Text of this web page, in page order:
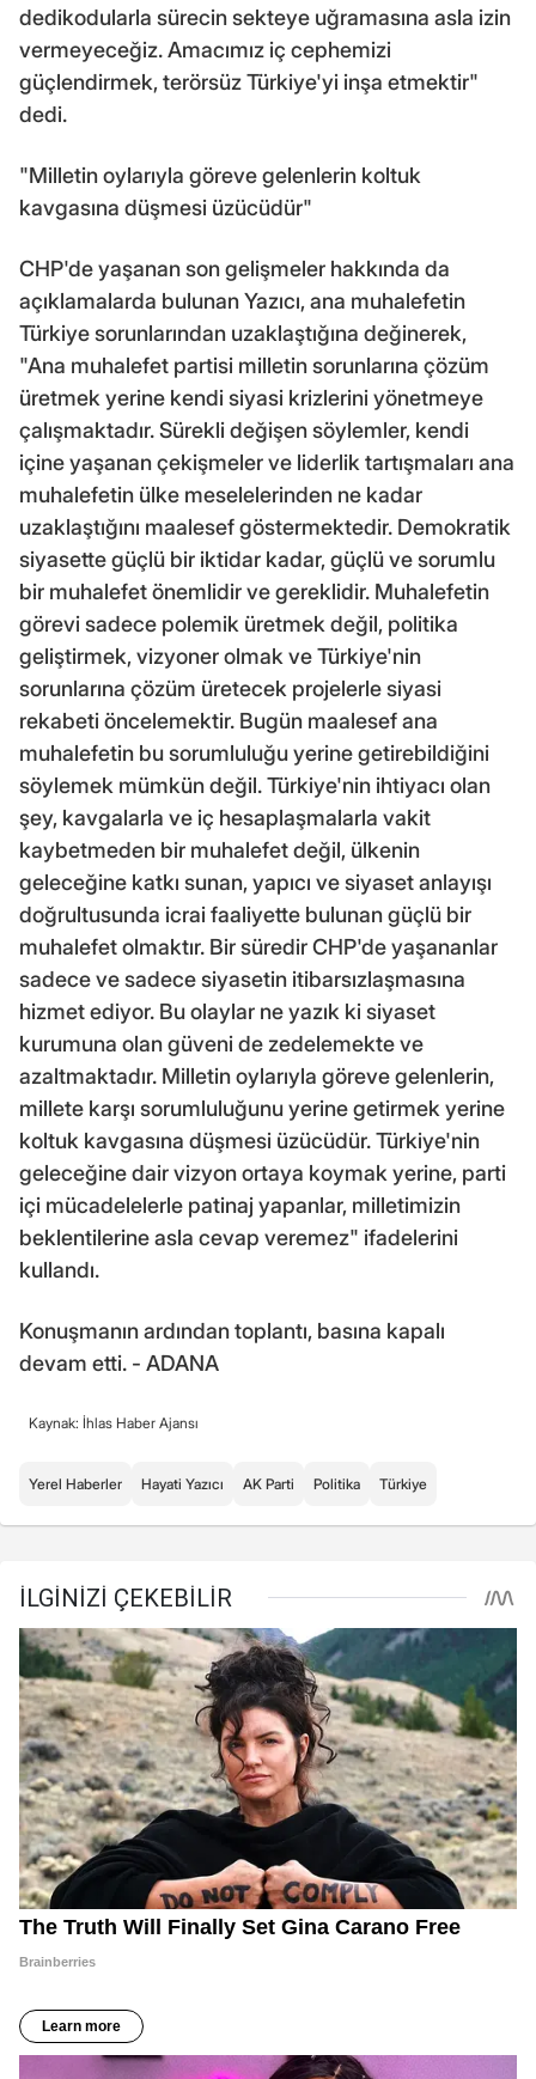
dedikodularla sürecin sekteye uğramasına asla izin
vermeyeceğiz. Amacımız iç cephemizi
güçlendirmek, terörsüz Türkiye'yi inşa etmektir"
dedi.
"Milletin oylarıyla göreve gelenlerin koltuk
kavgasına düşmesi üzücüdür"
CHP'de yaşanan son gelişmeler hakkında da
açıklamalarda bulunan Yazıcı, ana muhalefetin
Türkiye sorunlarından uzaklaştığına değinerek,
"Ana muhalefet partisi milletin sorunlarına çözüm
üretmek yerine kendi siyasi krizlerini yönetmeye
çalışmaktadır. Sürekli değişen söylemler, kendi
içine yaşanan çekişmeler ve liderlik tartışmaları ana
muhalefetin ülke meselelerinden ne kadar
uzaklaştığını maalesef göstermektedir. Demokratik
siyasette güçlü bir iktidar kadar, güçlü ve sorumlu
bir muhalefet önemlidir ve gereklidir. Muhalefetin
görevi sadece polemik üretmek değil, politika
geliştirmek, vizyoner olmak ve Türkiye'nin
sorunlarına çözüm üretecek projelerle siyasi
rekabeti öncelemektir. Bugün maalesef ana
muhalefetin bu sorumluluğu yerine getirebildiğini
söylemek mümkün değil. Türkiye'nin ihtiyacı olan
şey, kavgalarla ve iç hesaplaşmalarla vakit
kaybetmeden bir muhalefet değil, ülkenin
geleceğine katkı sunan, yapıcı ve siyaset anlayışı
doğrultusunda icrai faaliyette bulunan güçlü bir
muhalefet olmaktır. Bir süredir CHP'de yaşananlar
sadece ve sadece siyasetin itibarsızlaşmasına
hizmet ediyor. Bu olaylar ne yazık ki siyaset
kurumuna olan güveni de zedelemekte ve
azaltmaktadır. Milletin oylarıyla göreve gelenlerin,
millete karşı sorumluluğunu yerine getirmek yerine
koltuk kavgasına düşmesi üzücüdür. Türkiye'nin
geleceğine dair vizyon ortaya koymak yerine, parti
içi mücadelelerle patinaj yapanlar, milletimizin
beklentilerine asla cevap veremez" ifadelerini
kullandı.
Konuşmanın ardından toplantı, basına kapalı
devam etti. - ADANA
Kaynak: İhlas Haber Ajansı
Yerel Haberler Hayati Yazıcı AK Parti Politika Türkiye